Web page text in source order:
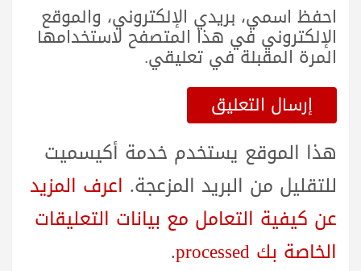
احفظ اسمي، بريدي الإلكتروني، والموقع
الإلكتروني في هذا المتصفح لاستخدامها
المرة المقبلة في تعليقي.
هذا الموقع يستخدم خدمة أكيسميت
للتقليل من البريد المزعجة. اعرف المزيد
عن كيفية التعامل مع بيانات التعليقات
الخاصة بك processed
.